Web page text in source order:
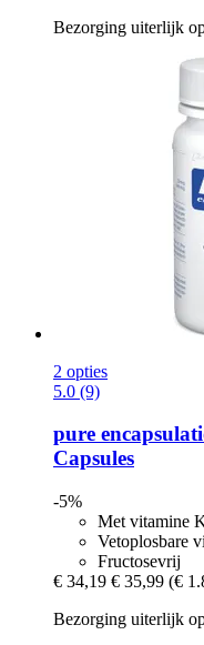
Bezorging uiterlijk
2 opties
5.0 (9)
pure
Capsules
-5%
Met vitamine
Vetoplosbare
Fructosevrij
€ 34,19 € 35,99 (€
Bezorging uiterlijk